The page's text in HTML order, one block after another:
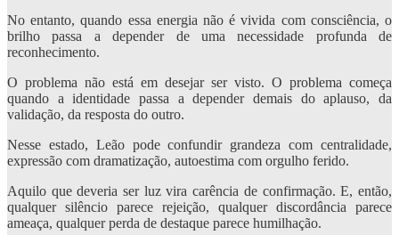
No entanto, quando essa energia não é vivida com consciência, o
brilho passa a depender de uma necessidade profunda de
reconhecimento.
O problema não está em desejar ser visto. O problema começa
quando a identidade passa a depender demais do aplauso, da
validação, da resposta do outro.
Nesse estado, Leão pode confundir grandeza com centralidade,
expressão com dramatização, autoestima com orgulho ferido.
Aquilo que deveria ser luz vira carência de confirmação. E, então,
qualquer silêncio parece rejeição, qualquer discordância parece
ameaça, qualquer perda de destaque parece humilhação.